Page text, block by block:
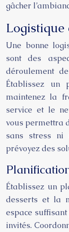
gâcher
Une bonne
sont des
déroulement
Établissez un
maintenez la
service et le
vous permettra
sans stress ni
prévoyez des
Établissez un
desserts et la
espace
invités.